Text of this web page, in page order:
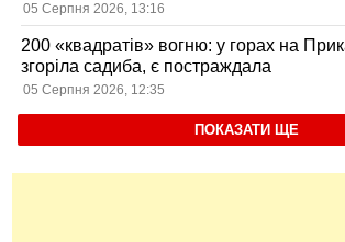
05 Серпня 2026, 13:16
200 «квадратів» вогню: у горах на
згоріла садиба, є постраждала
05 Серпня 2026, 12:35
ПОКАЗАТИ ЩЕ